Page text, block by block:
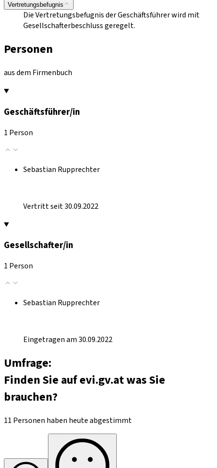
Vertretungsbefugnis
Die Vertretungsbefugnis der Geschäftsführer wird mit
Gesellschafterbeschluss geregelt.
Personen
aus dem Firmenbuch
Geschäftsführer/in
1 Person
Sebastian Rupprechter
Vertritt seit 30.09.2022
Gesellschafter/in
1 Person
Sebastian Rupprechter
Eingetragen am 30.09.2022
Umfrage:
Finden Sie auf evi.gv.at was Sie
brauchen?
11 Personen haben heute abgestimmt